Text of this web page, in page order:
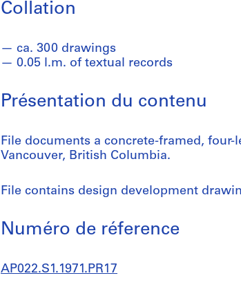
Collation
ca. 300 drawings
0.05 l.m. of textual records
Présentation du contenu
File documents a concrete-framed, four-
Vancouver, British Columbia.
File contains design development
Numéro de réference
AP022.S1.1971.PR17